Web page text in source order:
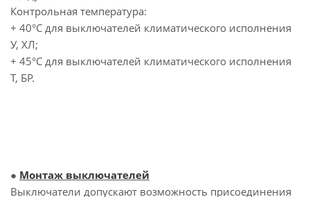
Контрольная температура:
+ 40°С для выключателей климатического исполнения
У, ХЛ;
+ 45°С для выключателей климатического исполнения
Т, БР.
● Монтаж выключателей
Выключатели допускают возможность присоединения